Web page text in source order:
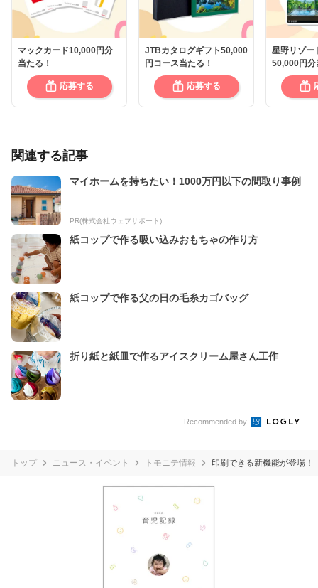
マックカード10,000円分
当たる！
応募する
JTBカタログギフト50,000
円コース当たる！
応募する
星野リゾー
50,000円分
関連する記事
マイホームを持ちたい！1000万円以下の間取り事例
PR(株式会社ウェブサポート)
紙コップで作る吸い込みおもちゃの作り方
紙コップで作る父の日の毛糸カゴバッグ
折り紙と紙皿で作るアイスクリーム屋さん工作
Recommended by
トップ ニュース・イベント トモニテ情報 印刷できる新機能が登場